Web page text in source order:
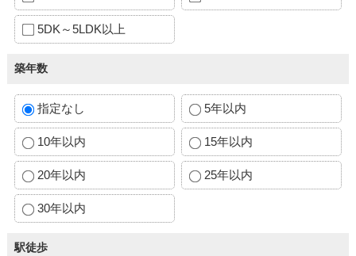
5DK～5LDK以上
築年数
指定なし 5年以内
10年以内 15年以内
20年以内 25年以内
30年以内
駅徒歩